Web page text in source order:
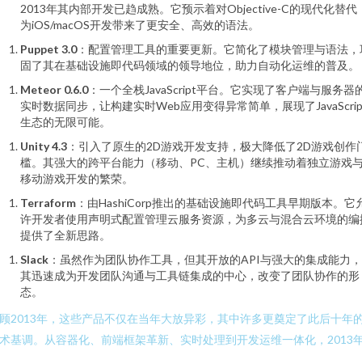
2013年其内部开发已趋成熟。它预示着对Objective-C的现代化替代
为iOS/macOS开发带来了更安全、高效的语法。
Puppet 3.0：配置管理工具的重要更新。它简化了模块管理与语法，
固了其在基础设施即代码领域的领导地位，助力自动化运维的普及。
Meteor 0.6.0：一个全栈JavaScript平台。它实现了客户端与服务器
实时数据同步，让构建实时Web应用变得异常简单，展现了
生态的无限可能。
Unity 4.3 ：引入了原生的2D游戏开发支持，极大降低了2D游戏创作
槛。其强大的跨平台能力（移动、PC、主机）继续推动着独立游戏
移动游戏开发的繁荣。
Terraform ：由HashiCorp推出的基础设施即代码工具早期版本。它
许开发者使用声明式配置管理云服务资源，为多云与混合云环境的编
提供了全新思路。
Slack ：虽然作为团队协作工具，但其开放的API与强大的集成能力
其迅速成为开发团队沟通与工具链集成的中心，改变了团队协作的形
态。
2013年，这些产品不仅在当年大放异彩，其中许多更奠定了此后十年
基调。从容器化、前端框架革新、实时处理到开发运维一体化，2013